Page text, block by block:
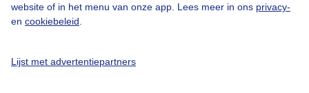
website of in het menu van onze app. Lees meer in ons privacy-
en cookiebeleid
Lijst met advertentiepartners
Cookie beleid